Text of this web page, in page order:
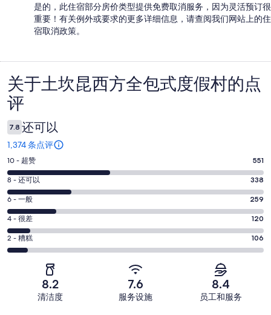
是的，此住宿部分房价类型提供免费取消服务，因为灵活预订很
重要！有关例外或要求的更多详细信息，请查阅我们网站上的住
宿取消政策。
点
评
关于土坎昆西方全包式度假村的点
评
7.8 还可以
1,374 条点评
10
分
-
超
赞。
551
条
好
10 - 超赞 551
8
分
-
还
可
以。
8 - 还可以 338
6
分
-
一
般。
6 - 一般 259
4
分
-
4 - 很差 120
2
分
2 - 糟糕 106
8.2
清洁度
7.6
服务设施
8.4
员工和服务